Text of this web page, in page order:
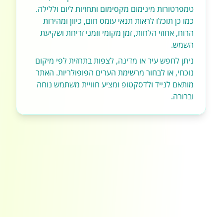
טמפרטורות מינימום מקסימום ותחזיות ליום וללילה.
כמו כן תוכלו לראות תנאי עומס חום, כיוון ומהירות
הרוח, אחוזי הלחות, זמן מקומי וזמני זריחת ושקיעת
השמש.
ניתן לחפש עיר או מדינה, לצפות בתחזית לפי מיקום
נוכחי, או לבחור מרשימת הערים הפופולריות. האתר
מותאם לנייד ולדסקטופ ומציע חוויית משתמש נוחה
וברורה.